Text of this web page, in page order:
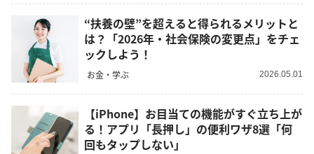
“扶養の壁”を超えると得られるメリットと
は？「2026年・社会保険の変更点」をチェ
ックしよう！
お金・学ぶ 2026.05.01
【iPhone】お目当ての機能がすぐ立ち上が
る！アプリ「長押し」の便利ワザ8選「何
回もタップしない」